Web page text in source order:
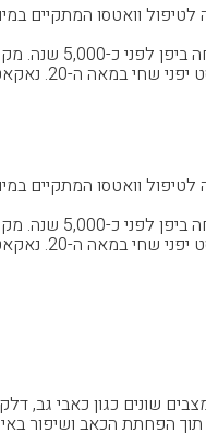
לטיפול וואטסו המתקיים
פירוש המילה שיאצו
סינית מסורתית.
לטיפול וואטסו המתקיים
פירוש המילה שיאצו
סינית מסורתית.
שונים כגון כאבי גב,
הפחתת הכאב ושיפור